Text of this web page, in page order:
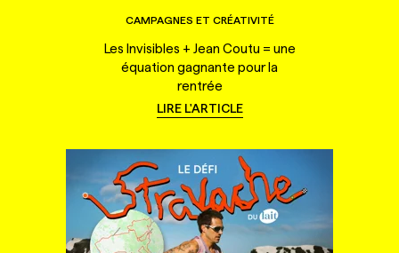
CAMPAGNES ET CRÉATIVITÉ
Les Invisibles + Jean Coutu = une
équation gagnante pour la
rentrée
LIRE L'ARTICLE